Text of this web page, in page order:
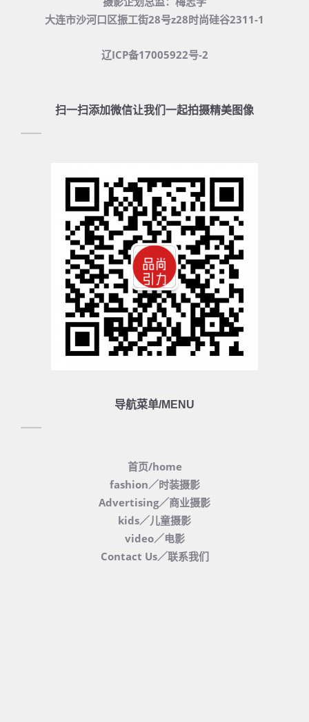
大连市沙河口区振工街28号z28时尚硅谷2311-1
辽ICP备17005922号-2
扫一扫添加微信让我们一起拍摄精美图像
导航菜单/MENU
首页/home
fashion／时装摄影
Advertising／商业摄影
kids／儿童摄影
video／电影
Contact Us／联系我们